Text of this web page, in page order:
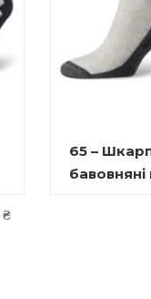
₴
65 –
бавовняні